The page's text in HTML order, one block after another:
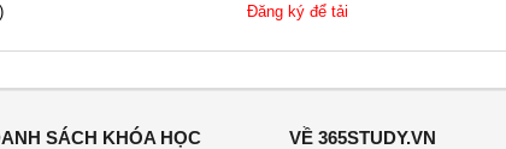
Đăng ký để tải
SÁCH KHÓA HỌC VỀ 365STUDY.VN